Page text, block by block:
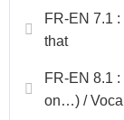
FR-EN 7.1
that
FR-EN 8.1
on…) /